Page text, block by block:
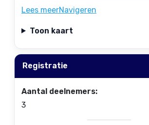
Lees meerNavigeren
Toon kaart
Registratie
Aantal deelnemers:
3